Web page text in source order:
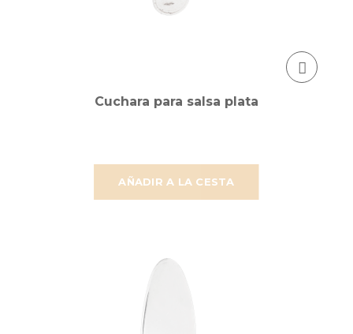
AÑADIR A LA CESTA
Cuchara para salsa plata